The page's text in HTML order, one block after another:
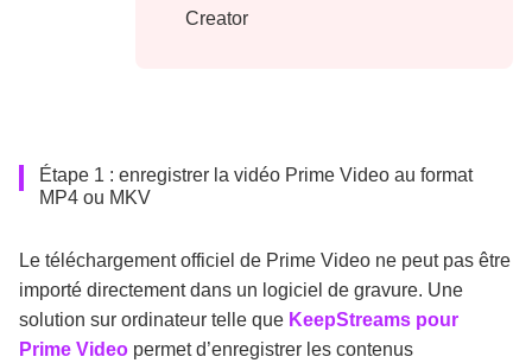
Creator
Étape 1 : enregistrer la vidéo Prime Video au format
MP4 ou MKV
Le téléchargement officiel de Prime Video ne peut pas être
importé directement dans un logiciel de gravure. Une
solution sur ordinateur telle que KeepStreams pour
Prime Video permet d’enregistrer les contenus